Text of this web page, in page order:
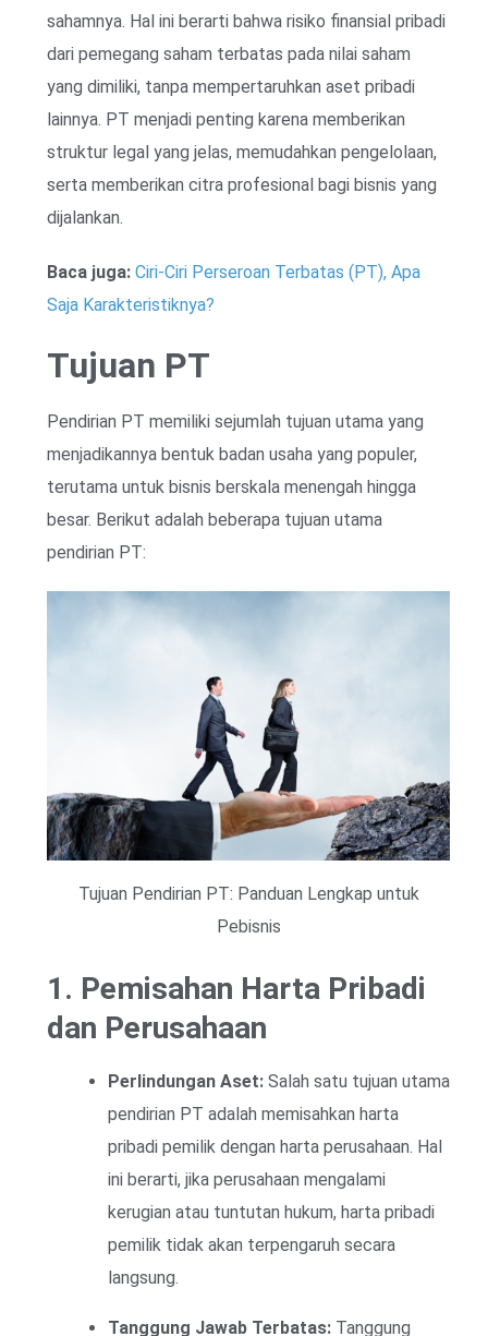
sahamnya. Hal ini berarti bahwa risiko finansial pribadi
dari pemegang saham terbatas pada nilai saham
yang dimiliki, tanpa mempertaruhkan aset pribadi
lainnya. PT menjadi penting karena memberikan
struktur legal yang jelas, memudahkan pengelolaan,
serta memberikan citra profesional bagi bisnis yang
dijalankan.
Baca juga: Ciri-Ciri Perseroan Terbatas (PT), Apa
Saja Karakteristiknya?
Tujuan PT
Pendirian PT memiliki sejumlah tujuan utama yang
menjadikannya bentuk badan usaha yang populer,
terutama untuk bisnis berskala menengah hingga
besar. Berikut adalah beberapa tujuan utama
pendirian PT:
Tujuan Pendirian PT: Panduan Lengkap untuk
Pebisnis
1. Pemisahan Harta Pribadi
dan Perusahaan
Perlindungan Aset: Salah satu tujuan utama
pendirian PT adalah memisahkan harta
pribadi pemilik dengan harta perusahaan. Hal
ini berarti, jika perusahaan mengalami
kerugian atau tuntutan hukum, harta pribadi
pemilik tidak akan terpengaruh secara
langsung.
Tanggung Jawab Terbatas: Tanggung